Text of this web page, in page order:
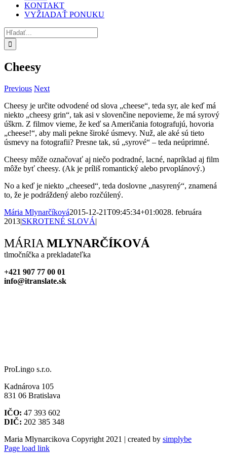
KONTAKT
VYŽIADAŤ PONUKU
Hľadať:
Cheesy
Previous Next
Cheesy je určite odvodené od slova „cheese“, teda syr, ale keď má
niekto „cheesy grin“, tak asi v slovenčine nepovieme, že má syrový
úškrn. Z filmov vieme, že keď sa Američania fotografujú, hovoria
„cheese!“, aby mali pekne široké úsmevy. Nuž, ale aké sú tieto
úsmevy na fotografii? Presne tak, sú „syrové“ – teda neúprimné.
Cheesy môže označovať aj niečo podradné, lacné, napríklad aj film
môže byť cheesy. (Ak je príliš romantický alebo prvoplánový.)
No a keď je niekto „cheesed“, teda doslovne „nasyrený“, znamená
to, že je podráždený alebo rozčúlený.
Mária Mlynarčíková2015-12-21T09:45:34+01:0028. februára
2013|SKROTENÉ SLOVÁ|
Facebook
X
Reddit
LinkedIn
WhatsApp
Tumblr
Pinterest
Vk
Xing
Email
MÁRIA MLYNARČÍKOVÁ
tlmočníčka a prekladateľka
+421 907 77 00 01
info@itranslate.sk
ProLingo s.r.o.
Kadnárova 105
831 06 Bratislava
IČO: 47 393 602
DIČ: 202 385 348
Maria Mlynarcikova Copyright 2021 | created by simplybe
Page load link